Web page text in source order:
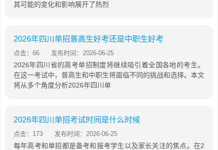
其可能的变化和影响展开了热烈
2026年四川单招普高生好考还是中职生好考
点击：66 发布时间：2026-06-25
2026年四川省的高考单招制度将继续吸引着全国各地的考生。
在这一考试中，普高生和中职生将面临不同的挑战和选择。本文
将从多个角度分析2026年四川单
2026年四川单招考试时间是什么时候
点击：173 发布时间：2026-06-25
每年高考和单招都是备考和报考学生以及家长关注的焦点。在2